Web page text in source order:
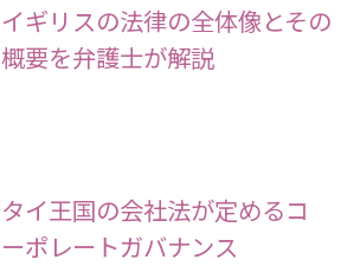
イギリスの法律の全体像とその
概要を弁護士が解説
タイ王国の会社法が定めるコ
ーポレートガバナンス